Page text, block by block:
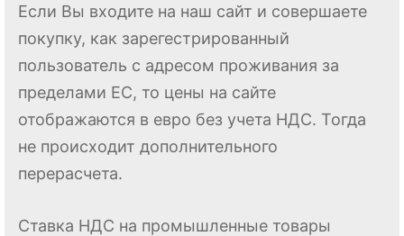
Если Вы входите на наш сайт и совершаете
покупку, как зарегестрированный
пользователь с адресом проживания за
пределами ЕС, то цены на сайте
отображаются в евро без учета НДС. Тогда
не происходит дополнительного
перерасчета.
Ставка НДС на промышленные товары